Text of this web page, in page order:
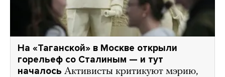
На «Таганской» в Москве открыли
горельеф со Сталиным — и тут
началось Активисты критикуют мэрию,